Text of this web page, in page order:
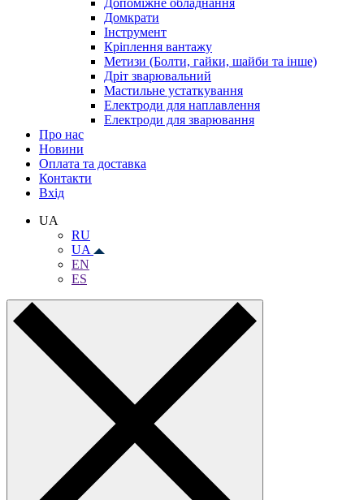
Допоміжне обладнання
Домкрати
Інструмент
Кріплення вантажу
Метизи (Болти, гайки, шайби та інше)
Дріт зварювальний
Мастильне устаткування
Електроди для наплавлення
Електроди для зварювання
Про нас
Новини
Оплата та доставка
Контакти
Вхiд
UA
RU
UA
EN
ES